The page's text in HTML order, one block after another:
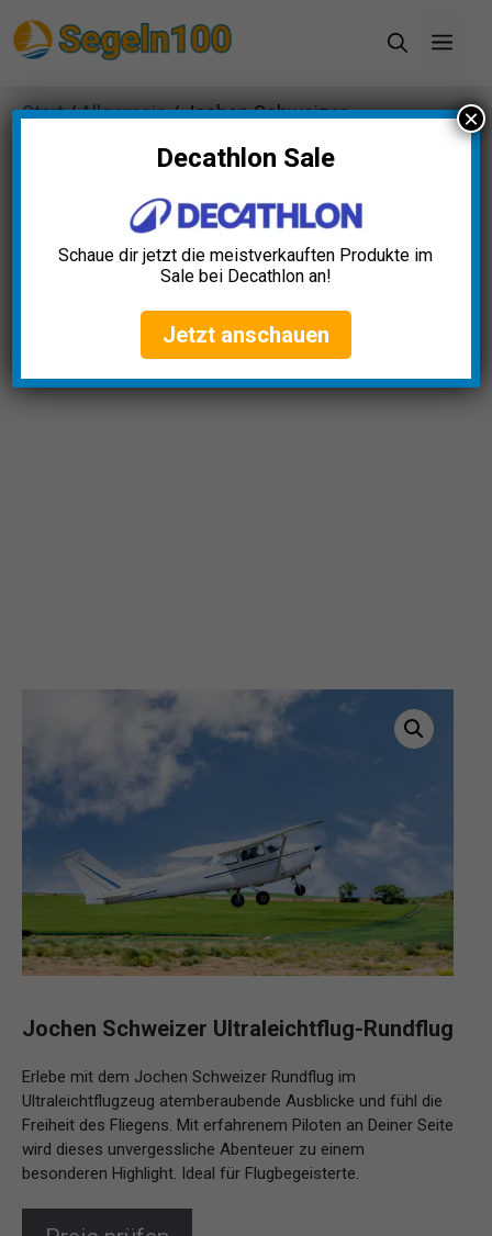
Inhalt
Start/Allgemein/ Jochen Schweizer
Ultraleichtflug-Rundflug
Jochen Schweizer Ultraleichtflug-Rundflug
Erlebe mit dem Jochen Schweizer Rundflug im
Ultraleichtflugzeug atemberaubende Ausblicke und fühl die
Freiheit des Fliegens. Mit erfahrenem Piloten an Deiner Seite
wird dieses unvergessliche Abenteuer zu einem
besonderen Highlight. Ideal für Flugbegeisterte.
Decathlon Sale
Schaue dir jetzt die meistverkauften Produkte im
Sale bei Decathlon an!
Jetzt anschauen
×